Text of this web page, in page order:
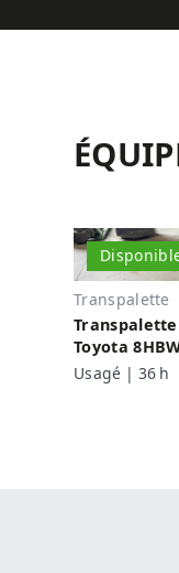
Transpalette
Toyota
Usagé | 36 h